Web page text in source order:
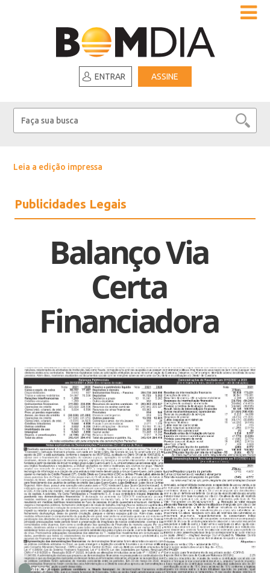
ENTRAR ASSINE
Leia a edição impressa
Publicidades Legais
Balanço Via
Certa
Financiadora
Balanço1